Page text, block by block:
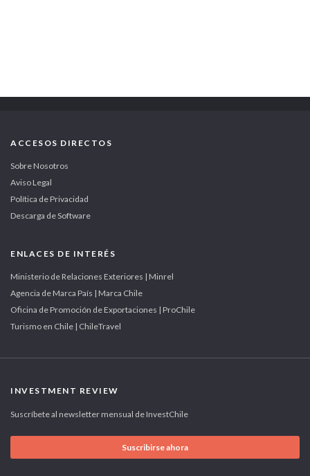
ACCESOS DIRECTOS
Sobre Nosotros
Aviso Legal
Política de Privacidad
Descarga de Software
ENLACES DE INTERÉS
Ministerio de Relaciones Exteriores | Minrel
Agencia de Marca País | Marca Chile
Oficina de Promoción de Exportaciones | ProChile
Turismo en Chile | ChileTravel
INVESTMENT REVIEW
Suscríbete al newsletter mensual de InvestChile
Suscribirse ahora